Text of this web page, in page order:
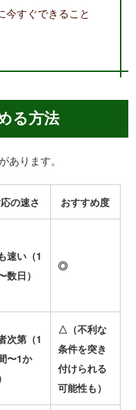
今すぐできること
る方法
あります。
の速さ おすすめ度
速い（1
数日）
◎
次第（1
〜1か
△（不利な
条件を突き
付けられる
可能性も）